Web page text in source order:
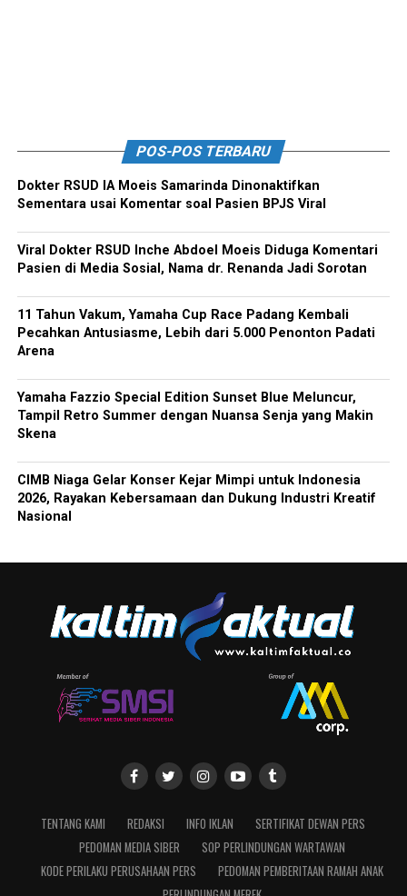
POS-POS TERBARU
Dokter RSUD IA Moeis Samarinda Dinonaktifkan
Sementara usai Komentar soal Pasien BPJS Viral
Viral Dokter RSUD Inche Abdoel Moeis Diduga Komentari
Pasien di Media Sosial, Nama dr. Renanda Jadi Sorotan
11 Tahun Vakum, Yamaha Cup Race Padang Kembali
Pecahkan Antusiasme, Lebih dari 5.000 Penonton Padati
Arena
Yamaha Fazzio Special Edition Sunset Blue Meluncur,
Tampil Retro Summer dengan Nuansa Senja yang Makin
Skena
CIMB Niaga Gelar Konser Kejar Mimpi untuk Indonesia
2026, Rayakan Kebersamaan dan Dukung Industri Kreatif
Nasional
TENTANG KAMI REDAKSI INFO IKLAN
SERTIFIKAT DEWAN PERS
PEDOMAN MEDIA SIBER
SOP PERLINDUNGAN WARTAWAN
KODE PERILAKU PERUSAHAAN PERS
PEDOMAN PEMBERITAAN RAMAH ANAK